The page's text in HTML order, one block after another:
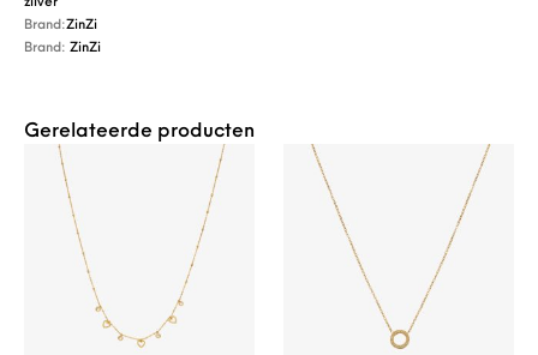
Brand:ZinZi
Brand:ZinZi
Gerelateerde producten